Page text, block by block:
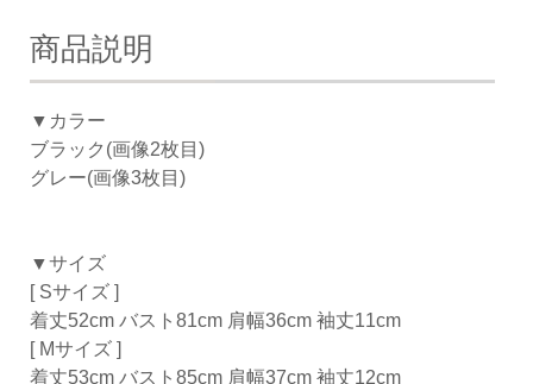
商品説明
▼カラー
ブラック(画像2枚目)
グレー(画像3枚目)
▼サイズ
[ Sサイズ ]
着丈52cm バスト81cm 肩幅36cm 袖丈11cm
[ Mサイズ ]
着丈53cm バスト85cm 肩幅37cm 袖丈12cm